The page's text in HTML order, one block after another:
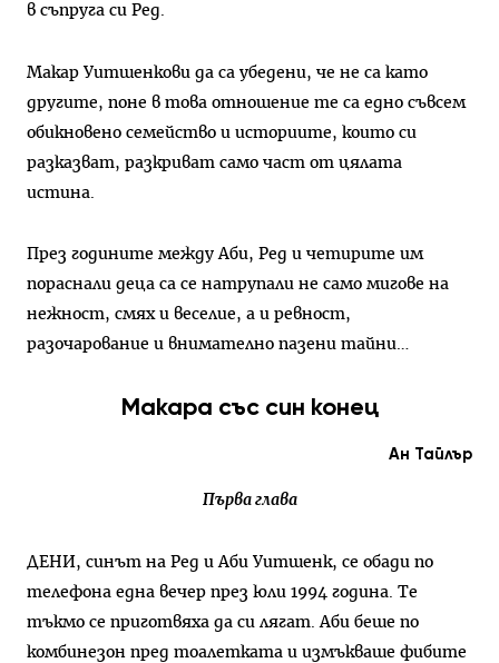
в съпруга си Ред.
Макар Уитшенкови да са убедени, че не са като
другите, поне в това отношение те са едно съвсем
обикновено семейство и историите, които си
разказват, разкриват само част от цялата
истина.
През годините между Аби, Ред и четирите им
пораснали деца са се натрупали не само мигове на
нежност, смях и веселие, а и ревност,
разочарование и внимателно пазени тайни…
Макара със син конец
Ан Тайлър
Първа глава
ДЕНИ, синът на Ред и Аби Уитшенк, се обади по
телефона една вечер през юли 1994 година. Те
тъкмо се приготвяха да си лягат. Аби беше по
комбинезон пред тоалетката и измъкваше фибите